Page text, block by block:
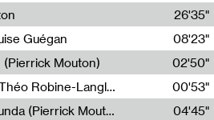
26'35"
Guégan
08'23"
(Pierrick Mouton)
02'50"
Dans la nuit les nuages - Théo Robine-Langlois
Beat
00'53"
Bathi Diabaye - Tambacounda (Pierrick Mouton)
04'45"